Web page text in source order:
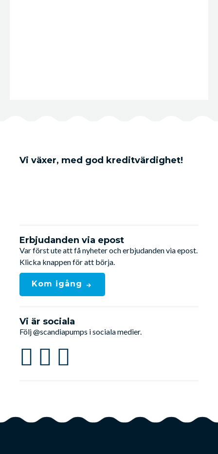
Vi växer, med god kreditvärdighet!
Erbjudanden via epost
Var först ute att få nyheter och erbjudanden via epost.
Klicka knappen för att börja.
Kom igång
Vi är sociala
Följ @scandiapumps i sociala medier.